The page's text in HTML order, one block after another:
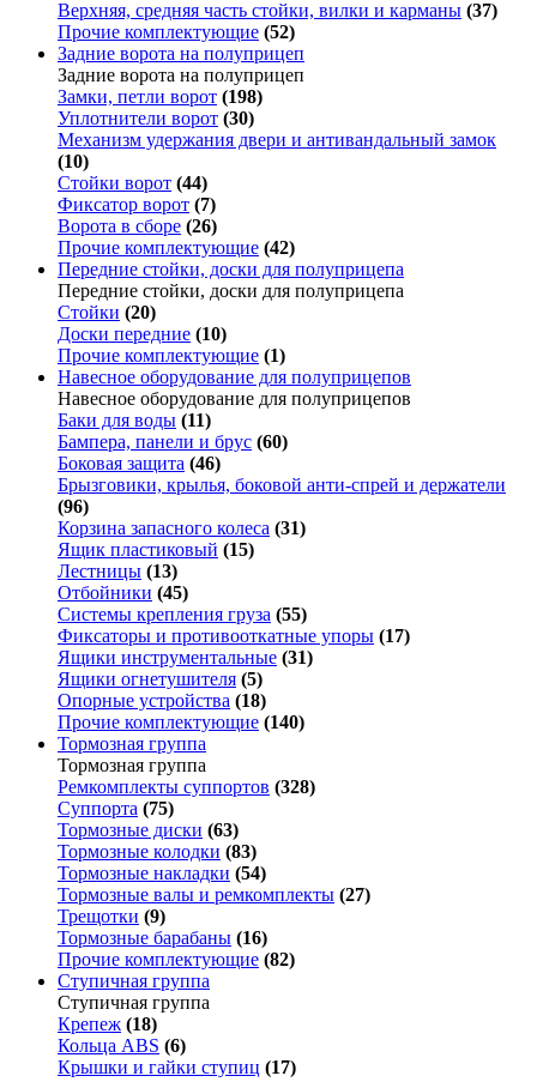
Верхняя, средняя часть стойки, вилки и карманы (37)
Прочие комплектующие (52)
Задние ворота на полуприцеп
Задние ворота на полуприцеп
Замки, петли ворот (198)
Уплотнители ворот (30)
Механизм удержания двери и антивандальный замок
(10)
Стойки ворот (44)
Фиксатор ворот (7)
Ворота в сборе (26)
Прочие комплектующие (42)
Передние стойки, доски для полуприцепа
Передние стойки, доски для полуприцепа
Стойки (20)
Доски передние (10)
Прочие комплектующие (1)
Навесное оборудование для полуприцепов
Навесное оборудование для полуприцепов
Баки для воды (11)
Бампера, панели и брус (60)
Боковая защита (46)
Брызговики, крылья, боковой анти-спрей и держатели
(96)
Корзина запасного колеса (31)
Ящик пластиковый (15)
Лестницы (13)
Отбойники (45)
Системы крепления груза (55)
Фиксаторы и противооткатные упоры (17)
Ящики инструментальные (31)
Ящики огнетушителя (5)
Опорные устройства (18)
Прочие комплектующие (140)
Тормозная группа
Тормозная группа
Ремкомплекты суппортов (328)
Суппорта (75)
Тормозные диски (63)
Тормозные колодки (83)
Тормозные накладки (54)
Тормозные валы и ремкомплекты (27)
Трещотки (9)
Тормозные барабаны (16)
Прочие комплектующие (82)
Ступичная группа
Ступичная группа
Крепеж (18)
Кольца ABS (6)
Крышки и гайки ступиц (17)